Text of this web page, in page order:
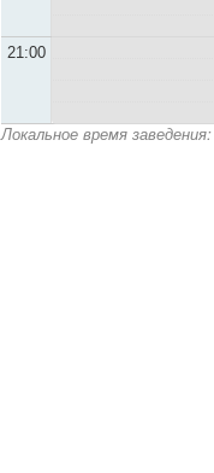
21:00
Локальное время